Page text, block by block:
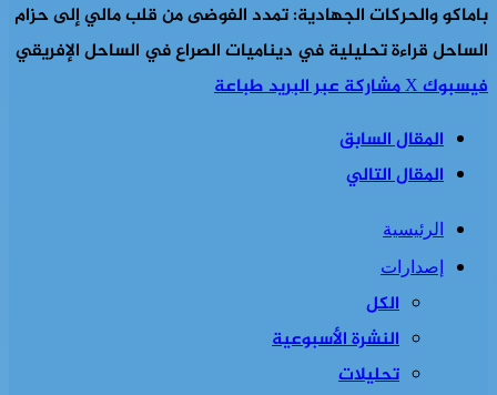
باماكو والحركات الجهادية: تمدد الفوضى من قلب مالي إلى حزام
الساحل قراءة تحليلية في ديناميات الصراع في الساحل الإفريقي
فيسبوك‫Xمشاركة عبر البريدطباعة
المقال السابق
المقال التالي
الرئيسية
إصدارات
الكل
النشرة الأسبوعية
تحليلات